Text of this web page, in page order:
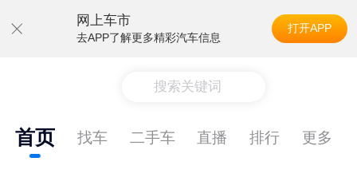
网上车市
去APP了解更多精彩汽车信息
打开APP
搜索关键词
首页 找车 二手车 直播 排行 更多